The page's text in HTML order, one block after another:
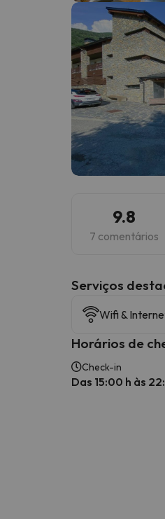
Bem, parece
9.8
7 comentários
Serviços
Wifi &
Horários de
Check-in
Das 15:00 h às